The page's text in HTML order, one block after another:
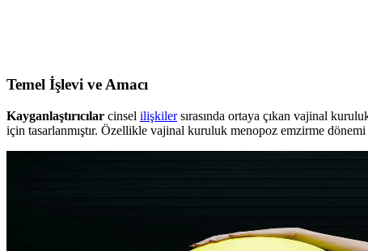
Temel İşlevi ve Amacı
Kayganlaştırıcılar cinsel ilişkilersırasında ortaya çıkan vajinal
için tasarlanmıştır. Özellikle vajinal kuruluk menopoz emzirme dönemi